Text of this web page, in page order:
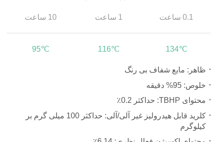
0.1 ساعت
134℃
1 ساعت
116℃
10 ساعت
95℃
ظاهر: مایع شفاف بی رنگ
خلوص: 95% دقیقه
محتوای TBHP: حداکثر 0.2٪
کلرید قابل هیدرولیز غیر آلی/آلی: حداکثر 100 میلی گرم بر
کیلوگرم